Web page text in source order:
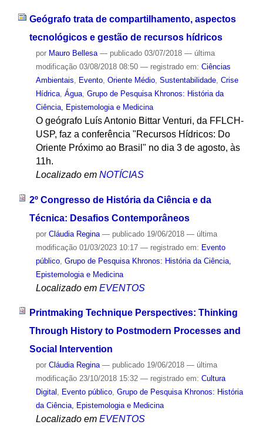
Geógrafo trata de compartilhamento, aspectos
tecnológicos e gestão de recursos hídricos
por Mauro Bellesa — publicado03/07/2018 — última
modificação03/08/2018 08:50 — registrado em: Ciências
Ambientais, Evento, Oriente Médio, Sustentabilidade, Crise
Hídrica, Água, Grupo de Pesquisa Khronos: História da
Ciência, Epistemologia e Medicina
O geógrafo Luís Antonio Bittar Venturi, da FFLCH-
USP, faz a conferência "Recursos Hídricos: Do
Oriente Próximo ao Brasil" no dia 3 de agosto, às
11h.
Localizado em NOTÍCIAS
2º Congresso de História da Ciência e da
Técnica: Desafios Contemporâneos
por Cláudia Regina — publicado19/06/2018 — última
modificação01/03/2023 10:17 — registrado em: Evento
público, Grupo de Pesquisa Khronos: História da Ciência,
Epistemologia e Medicina
Localizado em EVENTOS
Printmaking Technique Perspectives: Thinking
Through History to Postmodern Processes and
Social Intervention
por Cláudia Regina — publicado19/06/2018 — última
modificação23/10/2018 15:32 — registrado em: Cultura
Digital , Evento público, Grupo de Pesquisa Khronos: História
da Ciência, Epistemologia e Medicina
Localizado em EVENTOS